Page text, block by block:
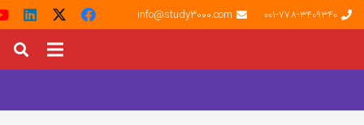
001-778-3409340
info@study3000.com